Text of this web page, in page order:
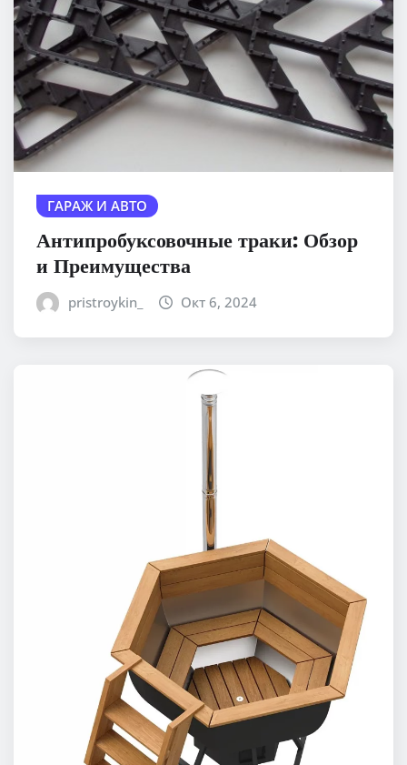
ГАРАЖ И АВТО
Антипробуксовочные траки: Обзор
и Преимущества
pristroykin_ Окт 6, 2024